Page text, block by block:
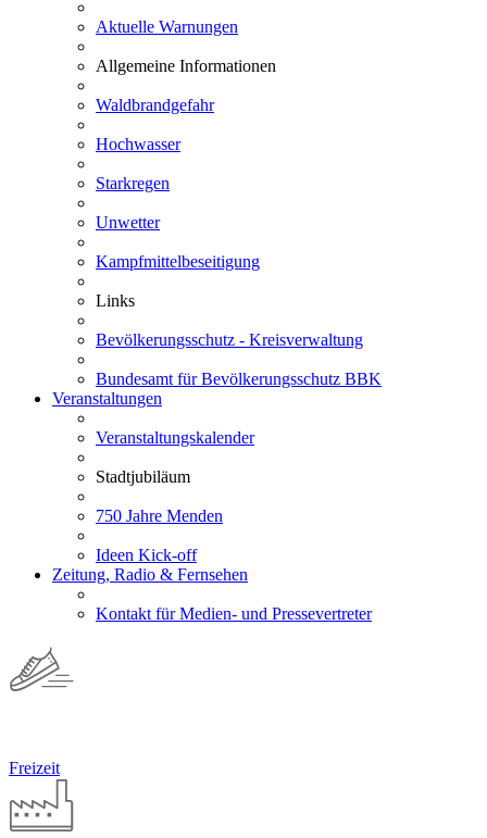
Aktuelle Warnungen
Allgemeine Informationen
Waldbrandgefahr
Hochwasser
Starkregen
Unwetter
Kampfmittelbeseitigung
Links
Bevölkerungsschutz - Kreisverwaltung
Bundesamt für Bevölkerungsschutz BBK
Veranstaltungen
Veranstaltungskalender
Stadtjubiläum
750 Jahre Menden
Ideen Kick-off
Zeitung, Radio & Fernsehen
Kontakt für Medien- und Pressevertreter
Freizeit